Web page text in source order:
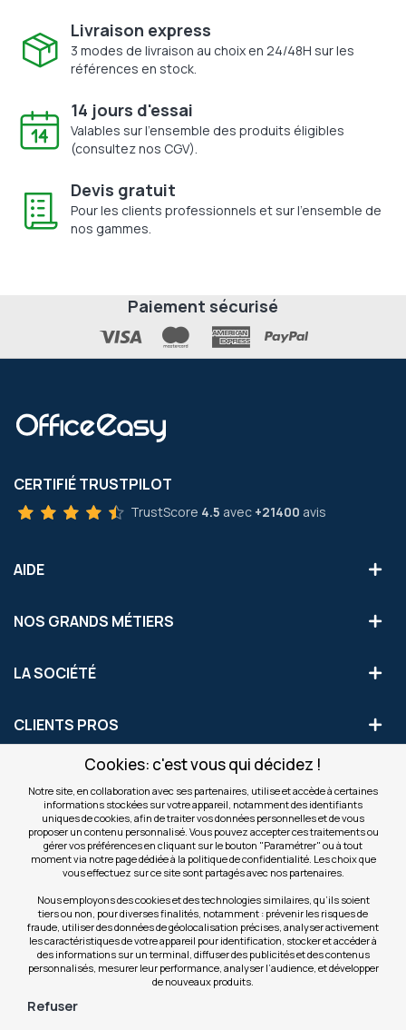
Cookies: c'est vous qui décidez !
Notre site, en collaboration avec ses partenaires, utilise et accède à certaines
informations stockées sur votre appareil, notamment des identifiants
uniques de cookies, afin de traiter vos données personnelles et de vous
proposer un contenu personnalisé. Vous pouvez accepter ces traitements ou
gérer vos préférences en cliquant sur le bouton "Paramétrer" ou à tout
moment via notre page dédiée à la politique de confidentialité. Les choix que
vous effectuez sur ce site sont partagés avec nos partenaires.
Nous employons des cookies et des technologies similaires, qu’ils soient
tiers ou non, pour diverses finalités, notamment : prévenir les risques de
fraude, utiliser des données de géolocalisation précises, analyser activement
les caractéristiques de votre appareil pour identification, stocker et accéder à
des informations sur un terminal, diffuser des publicités et des contenus
personnalisés, mesurer leur performance, analyser l’audience, et développer
de nouveaux produits.
Refuser
Livraison express
3 modes de livraison au choix en 24/48H sur les
références en stock.
14 jours d'essai
Valables sur l'ensemble des produits éligibles
(consultez nos CGV).
Devis gratuit
Pour les clients professionnels et sur l'ensemble de
nos gammes.
Paiement sécurisé
CERTIFIÉ TRUSTPILOT
TrustScore 4.5 avec +21400 avis
AIDE
NOS GRANDS MÉTIERS
LA SOCIÉTÉ
CLIENTS PROS
S'INSCRIRE AUX OFFRES COMMERCIALES
Inscription
notre
newsletter
Valider
NOS SITES